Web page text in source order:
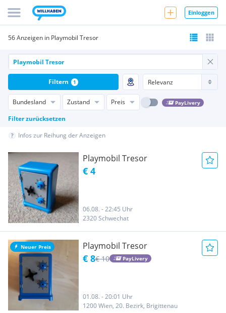
Einloggen
56 Anzeigen in Playmobil Tresor
Bundesland Zustand Preis PayLivery
Filter zurücksetzen
Filtern 1
Infos zur Reihung der Anzeigen
Playmobil Tresor
€ 4
06.08. - 22:45 Uhr
2320 Schwechat
Neuer Preis Playmobil Tresor
€ 8€ 10 PayLivery
01.08. - 20:01 Uhr
1200 Wien, 20. Bezirk, Brigittenau